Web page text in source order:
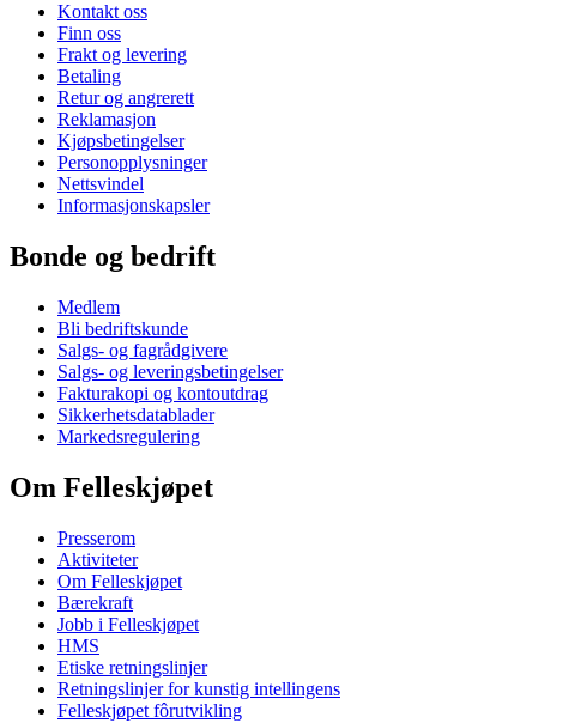
Kontakt oss
Finn oss
Frakt og levering
Betaling
Retur og angrerett
Reklamasjon
Kjøpsbetingelser
Personopplysninger
Nettsvindel
Informasjonskapsler
Bonde og bedrift
Medlem
Bli bedriftskunde
Salgs- og fagrådgivere
Salgs- og leveringsbetingelser
Fakturakopi og kontoutdrag
Sikkerhetsdatablader
Markedsregulering
Om Felleskjøpet
Presserom
Aktiviteter
Om Felleskjøpet
Bærekraft
Jobb i Felleskjøpet
HMS
Etiske retningslinjer
Retningslinjer for kunstig intellingens
Felleskjøpet fôrutvikling